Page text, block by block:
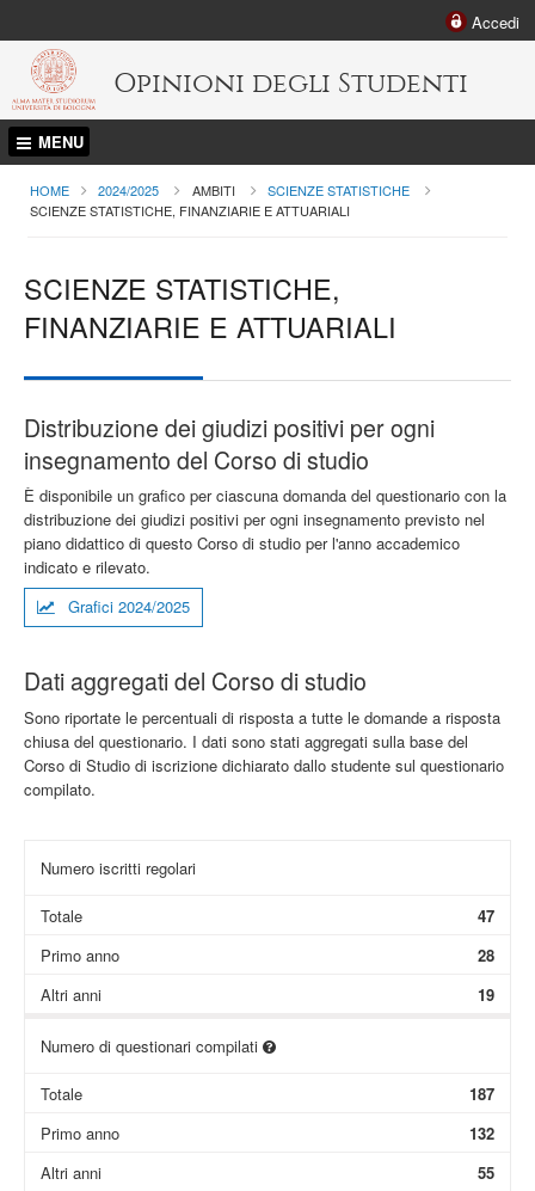
Accedi
Opinioni degli Studenti
MENU
HOME 2024/2025 AMBITI
SCIENZE STATISTICHE
CURRENT:
SCIENZE STATISTICHE, FINANZIARIE E ATTUARIALI
SCIENZE STATISTICHE,
FINANZIARIE E ATTUARIALI
Distribuzione dei giudizi positivi per ogni
insegnamento del Corso di studio
È disponibile un grafico per ciascuna domanda del questionario con la
distribuzione dei giudizi positivi per ogni insegnamento previsto nel
piano didattico di questo Corso di studio per l'anno accademico
indicato e rilevato.
Grafici 2024/2025
Dati aggregati del Corso di studio
Sono riportate le percentuali di risposta a tutte le domande a risposta
chiusa del questionario. I dati sono stati aggregati sulla base del
Corso di Studio di iscrizione dichiarato dallo studente sul questionario
compilato.
Numero iscritti regolari
Totale
47
Primo anno
28
Altri anni
19
Numero di questionari compilati
Totale
187
Primo anno
132
Altri anni
55